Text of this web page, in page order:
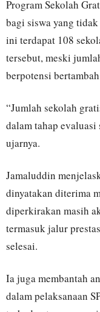
Program Sekolah
bagi siswa yang
ini terdapat 108
tersebut, meski
berpotensi
“Jumlah sekolah
dalam tahap
ujarnya.
Jamaluddin
dinyatakan diterima
diperkirakan masih
termasuk jalur
selesai.
Ia juga membantah
dalam pelaksanaan